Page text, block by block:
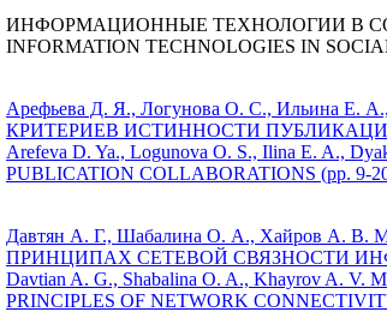
ИНФОРМАЦИОННЫЕ ТЕХНОЛОГИИ В
INFORMATION TECHNOLOGIES IN
Арефьева Д. Я., Логунова О. С.,
КРИТЕРИЕВ ИСТИННОСТИ
Arefeva D. Ya., Logunova O. S., Ilina E. A.,
PUBLICATION COLLABORATIONS (pp. 9-
Давтян А. Г., Шабалина О. А.,
ПРИНЦИПАХ СЕТЕВОЙ СВЯЗНОСТИ
Davtian A. G., Shabalina O. A., Khayrov A.
PRINCIPLES OF NETWORK